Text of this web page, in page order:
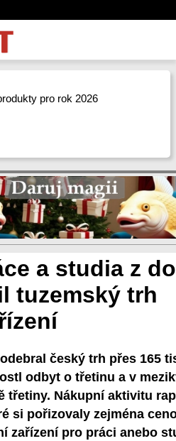
pro rok 2026
a studia z
tuzemský trh
český trh přes 165
odbyt o třetinu a v
třetiny. Nákupní aktivitu
si pořizovaly zejména
zařízení pro práci anebo